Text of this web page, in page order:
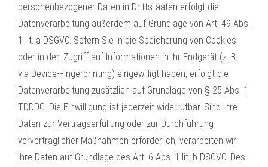
personenbezogener Daten in Drittstaaten erfolgt die
Datenverarbeitung außerdem auf Grundlage von Art. 49 Abs.
1 lit. a DSGVO. Sofern Sie in die Speicherung von Cookies
oder in den Zugriff auf Informationen in Ihr Endgerät (z. B.
via Device-Fingerprinting) eingewilligt haben, erfolgt die
Datenverarbeitung zusätzlich auf Grundlage von § 25 Abs. 1
TDDDG. Die Einwilligung ist jederzeit widerrufbar. Sind Ihre
Daten zur Vertragserfüllung oder zur Durchführung
vorvertraglicher Maßnahmen erforderlich, verarbeiten wir
Ihre Daten auf Grundlage des Art. 6 Abs. 1 lit. b DSGVO. Des